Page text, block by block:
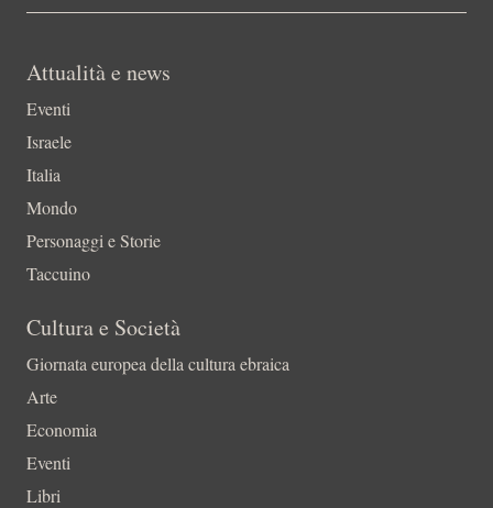
Attualità e news
Eventi
Israele
Italia
Mondo
Personaggi e Storie
Taccuino
Cultura e Società
Giornata europea della cultura ebraica
Arte
Economia
Eventi
Libri